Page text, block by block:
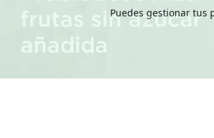
frutas sin azúcar
añadida
Puedes gestionar tus